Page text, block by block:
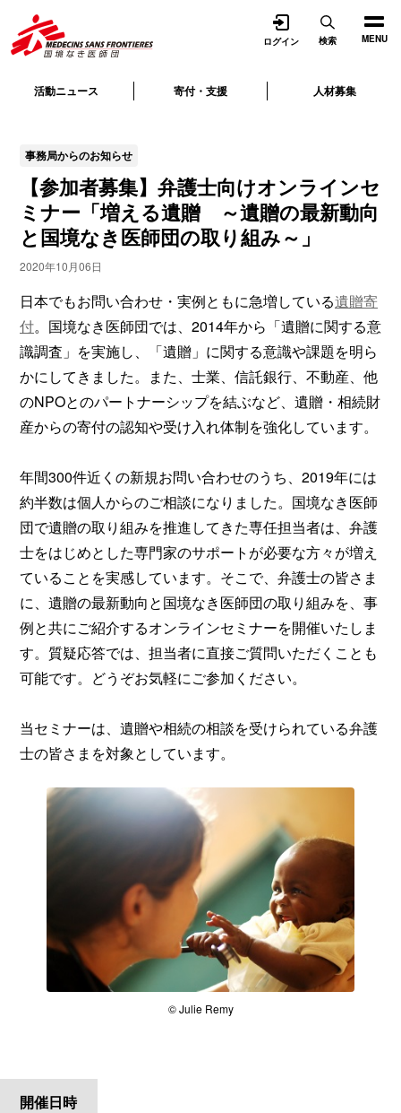
MENU
活動ニュース 寄付・支援 人材募集
ログイン 検索
事務局からのお知らせ
【参加者募集】弁護士向けオンラインセ
ミナー「増える遺贈 ～遺贈の最新動向
と国境なき医師団の取り組み～」
2020年10月06日
© Julie Remy
日本でもお問い合わせ・実例ともに急増している遺贈寄
付。国境なき医師団では、2014年から「遺贈に関する意
識調査」を実施し、「遺贈」に関する意識や課題を明ら
かにしてきました。また、士業、信託銀行、不動産、他
のNPOとのパートナーシップを結ぶなど、遺贈・相続財
産からの寄付の認知や受け入れ体制を強化しています。
年間300件近くの新規お問い合わせのうち、2019年には
約半数は個人からのご相談になりました。国境なき医師
団で遺贈の取り組みを推進してきた専任担当者は、弁護
士をはじめとした専門家のサポートが必要な方々が増え
ていることを実感しています。そこで、弁護士の皆さま
に、遺贈の最新動向と国境なき医師団の取り組みを、事
例と共にご紹介するオンラインセミナーを開催いたしま
す。質疑応答では、担当者に直接ご質問いただくことも
可能です。どうぞお気軽にご参加ください。
当セミナーは、遺贈や相続の相談を受けられている弁護
士の皆さまを対象としています。
開催日時